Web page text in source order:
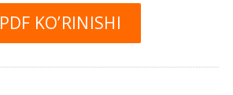
PDF KO’RINISHI